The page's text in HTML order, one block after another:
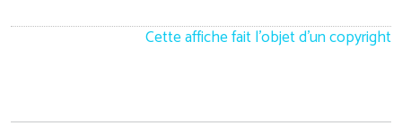
Cette affiche fait l'objet d'un copyright